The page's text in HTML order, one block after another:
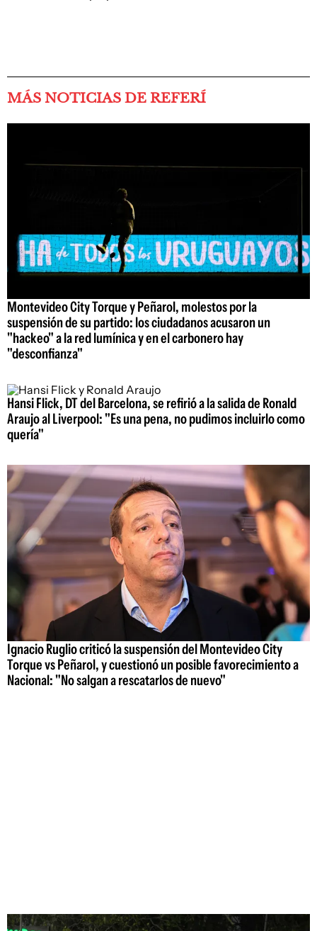
MÁS NOTICIAS DE REFERÍ
Montevideo City Torque y Peñarol, molestos por la
suspensión de su partido: los ciudadanos acusaron un
"hackeo" a la red lumínica y en el carbonero hay
"desconfianza"
Hansi Flick, DT del Barcelona, se refirió a la salida de Ronald
Araujo al Liverpool: "Es una pena, no pudimos incluirlo como
quería"
Ignacio Ruglio criticó la suspensión del Montevideo City
Torque vs Peñarol, y cuestionó un posible favorecimiento a
Nacional: "No salgan a rescatarlos de nuevo"